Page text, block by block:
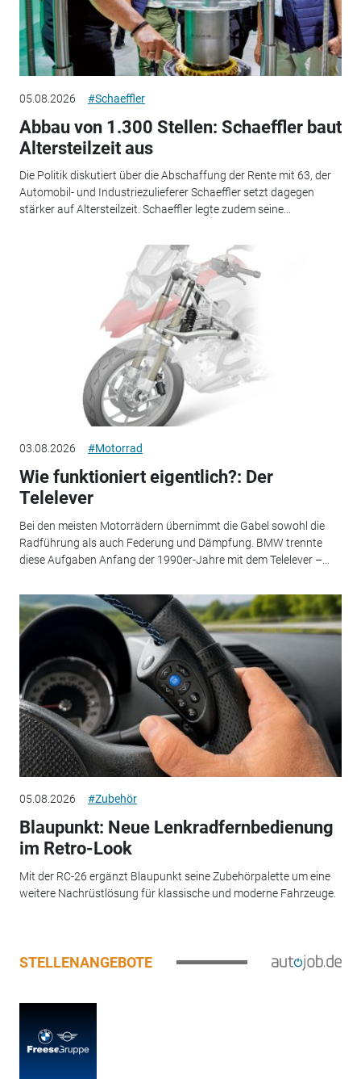
05.08.2026 #Schaeffler
Abbau von 1.300 Stellen: Schaeffler baut
Altersteilzeit aus
Die Politik diskutiert über die Abschaffung der Rente mit 63, der
Automobil- und Industriezulieferer Schaeffler setzt dagegen
stärker auf Altersteilzeit. Schaeffler legte zudem seine...
03.08.2026 #Motorrad
Wie funktioniert eigentlich?: Der
Telelever
Bei den meisten Motorrädern übernimmt die Gabel sowohl die
Radführung als auch Federung und Dämpfung. BMW trennte
diese Aufgaben Anfang der 1990er-Jahre mit dem Telelever –...
05.08.2026 #Zubehör
Blaupunkt: Neue Lenkradfernbedienung
im Retro-Look
Mit der RC-26 ergänzt Blaupunkt seine Zubehörpalette um eine
weitere Nachrüstlösung für klassische und moderne Fahrzeuge.
STELLENANGEBOTE